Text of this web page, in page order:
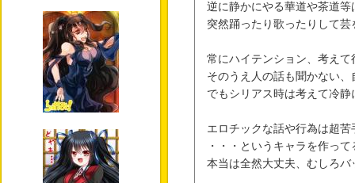
逆に静かにやる華道や茶道等
突然踊ったり歌ったりして
常にハイテンション、考え
そのうえ人の話も聞かない
でもシリアス時は考えて冷
エロチックな話や行為は超
・・・というキャラを作って
本当は全然大丈夫、むしろバ